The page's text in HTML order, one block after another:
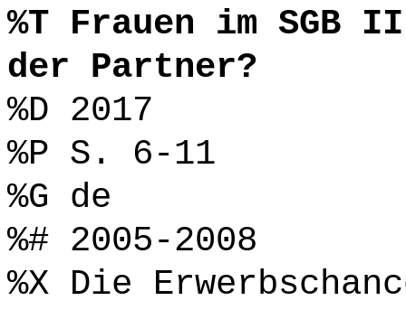
%T Frauen im
der Partner?
%D 2017
%P S. 6-11
%G de
%# 2005-2008
%X Die